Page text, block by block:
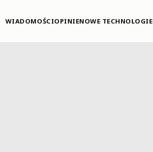
WIADOMOŚCIOPINIENOWE TECHNOLOGIE